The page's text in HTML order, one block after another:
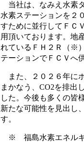
当社は、なみえ水素
水素ステーションを２
すために並行してＦＣ
用頂いております。地
れているＦＨ２Ｒ（※
テーションでＦＣＶへ
また、２０２６年に
まかなう、CO2を排出
した。今後も多くの皆
新たな可能性を見出し
す。
※ 福島水素エネルギ